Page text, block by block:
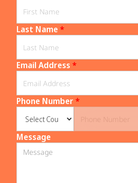
Last Name*
Email Address *
Phone Number*
Message